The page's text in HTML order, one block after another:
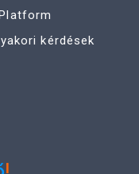
kérdések